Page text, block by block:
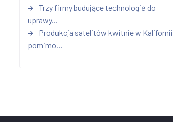
Trzy firmy budujące technologię do
uprawy...
Produkcja satelitów kwitnie w Kalifornii
pomimo...